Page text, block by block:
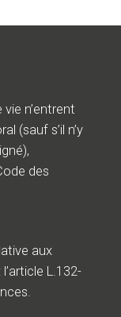
n’entrent
(sauf s’il n’y
des
aux
l’article L.132-